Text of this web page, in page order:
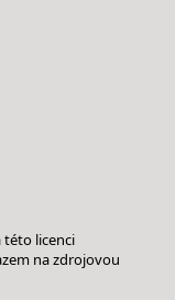
této licenci
na zdrojovou